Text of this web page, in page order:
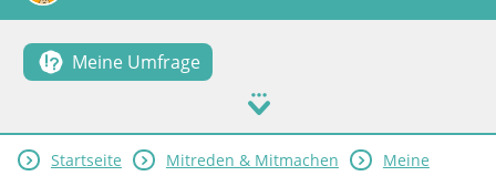
Meine Umfrage
Startseite Mitreden & Mitmachen
Meine